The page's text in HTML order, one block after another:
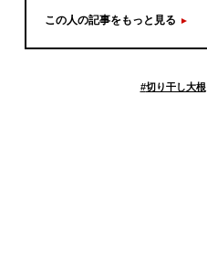
この人の記事をもっと見る
#切り干し大根